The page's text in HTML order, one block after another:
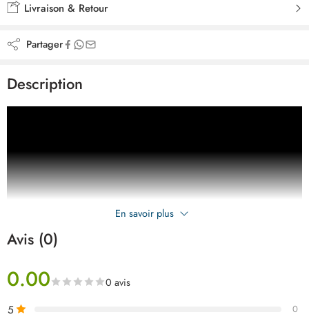
Livraison & Retour
Partager
Description
En savoir plus
Avis (0)
0.00 0 avis
5 0